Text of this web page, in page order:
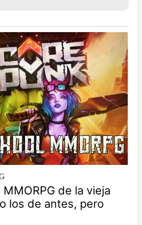
de la vieja
los de antes, pero